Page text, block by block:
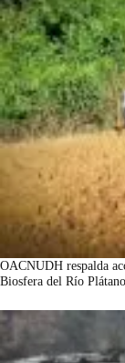
OACNUDH respalda
Biosfera del Río Plátano